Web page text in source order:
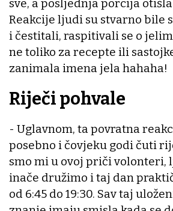
sve, a posljednja porcija otišla
Reakcije ljudi su stvarno bile
i čestitali, raspitivali se o
ne toliko za recepte ili
zanimala imena jela hahaha!
Riječi pohvale
- Uglavnom, ta povratna
posebno i čovjeku godi čuti
smo mi u ovoj priči volonteri,
inače družimo i taj dan
od 6:45 do 19:30. Sav taj